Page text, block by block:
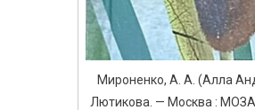
Мироненко, А. А. (Алла
Лютикова. — Москва :